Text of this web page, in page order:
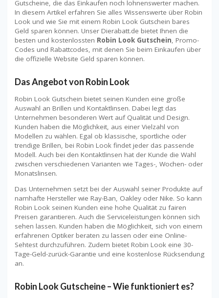
Gutscheine, die das Einkaufen noch lohnenswerter machen.
In diesem Artikel erfahren Sie alles Wissenswerte über Robin
Look und wie Sie mit einem Robin Look Gutschein bares
Geld sparen können. Unser Dierabatt.de bietet Ihnen die
besten und kostenlossten Robin Look Gutschein, Promo-
Codes und Rabattcodes, mit denen Sie beim Einkaufen über
die offizielle Website Geld sparen können.
Das Angebot von Robin Look
Robin Look Gutschein bietet seinen Kunden eine große
Auswahl an Brillen und Kontaktlinsen. Dabei legt das
Unternehmen besonderen Wert auf Qualität und Design.
Kunden haben die Möglichkeit, aus einer Vielzahl von
Modellen zu wählen. Egal ob klassische, sportliche oder
trendige Brillen, bei Robin Look findet jeder das passende
Modell. Auch bei den Kontaktlinsen hat der Kunde die Wahl
zwischen verschiedenen Varianten wie Tages-, Wochen- oder
Monatslinsen.
Das Unternehmen setzt bei der Auswahl seiner Produkte auf
namhafte Hersteller wie Ray-Ban, Oakley oder Nike. So kann
Robin Look seinen Kunden eine hohe Qualität zu fairen
Preisen garantieren. Auch die Serviceleistungen können sich
sehen lassen. Kunden haben die Möglichkeit, sich von einem
erfahrenen Optiker beraten zu lassen oder eine Online-
Sehtest durchzuführen. Zudem bietet Robin Look eine 30-
Tage-Geld-zurück-Garantie und eine kostenlose Rücksendung
an.
Robin Look Gutscheine – Wie funktioniert es?